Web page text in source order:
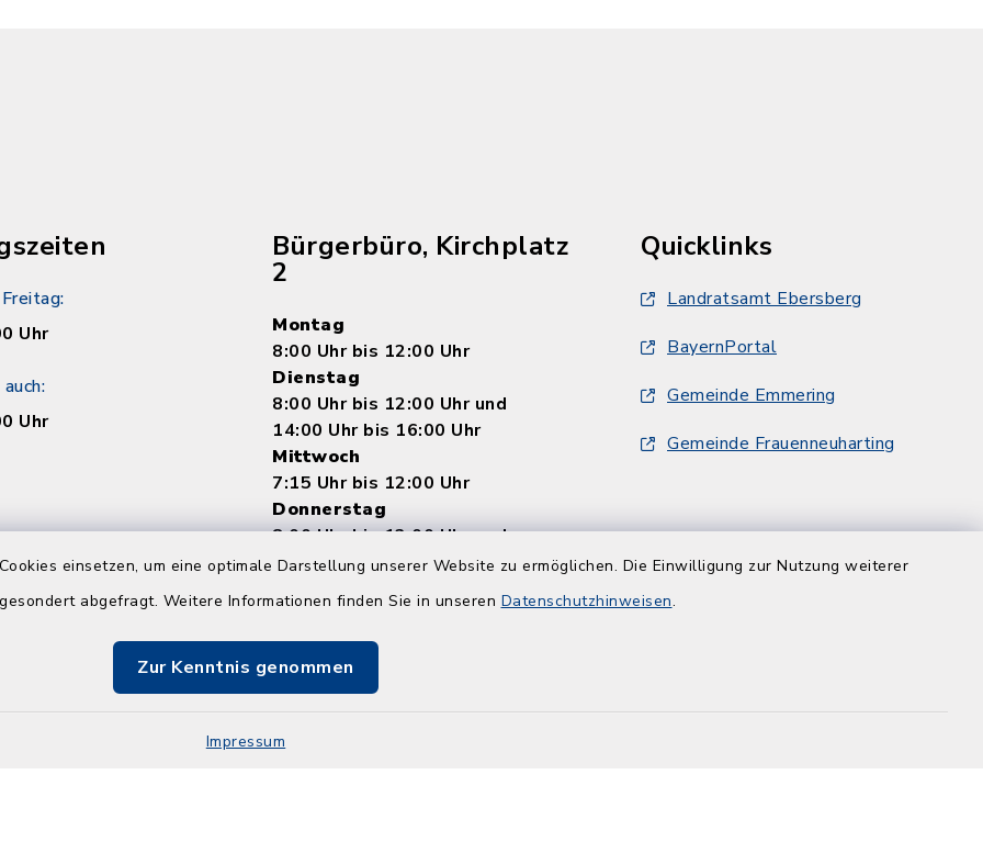
einsetzen, um eine optimale Darstellung unserer Website zu ermöglichen. Die Einwilligung zur Nutzung weiterer
abgefragt. Weitere Informationen finden Sie in unseren Datenschutzhinweisen.
Zur Kenntnis genommen
Impressum
Uhr
Uhr
Bürgerbüro, Kirchplatz
2
Montag
8:00 Uhr bis 12:00 Uhr
Dienstag
8:00 Uhr bis 12:00 Uhr und
14:00 Uhr bis 16:00 Uhr
Mittwoch
7:15 Uhr bis 12:00 Uhr
Donnerstag
8:00 Uhr bis 12:00 Uhr und
14:00 bis 18:00 Uhr
Quicklinks
Landratsamt Ebersberg
BayernPortal
Gemeinde Emmering
Gemeinde Frauenneuharting